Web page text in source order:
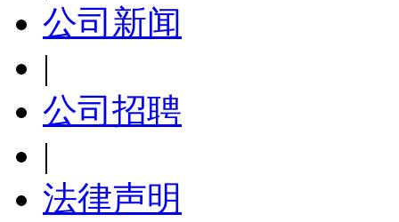
公司新闻
|
公司招聘
|
法律声明